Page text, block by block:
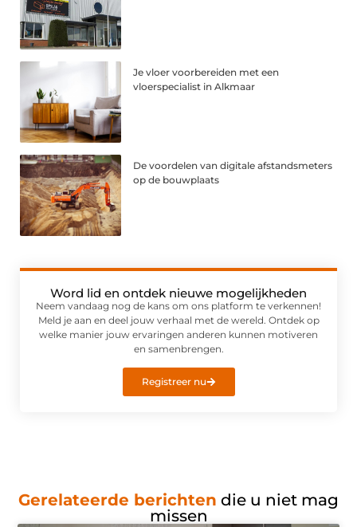
Je vloer voorbereiden met een
vloerspecialist in Alkmaar
De voordelen van digitale afstandsmeters
op de bouwplaats
Word lid en ontdek nieuwe mogelijkheden
Neem vandaag nog de kans om ons platform te verkennen!
Meld je aan en deel jouw verhaal met de wereld. Ontdek op
welke manier jouw ervaringen anderen kunnen motiveren
en samenbrengen.
Registreer nu
Gerelateerde berichten die u niet mag
missen